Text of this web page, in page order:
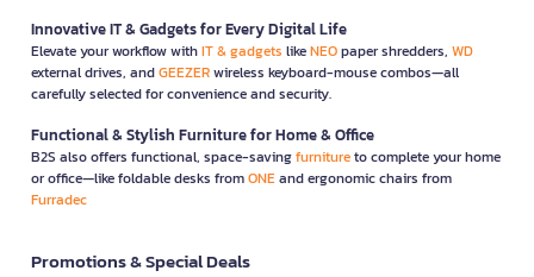
Innovative IT & Gadgets for Every Digital Life
Elevate your workflow withIT & gadgets likeNEOpaper shredders, WD
external drives, andGEEZERwireless keyboard-mouse combos—all
carefully selected for convenience and security.
Functional & Stylish Furniture for Home & Office
B2S also offers functional, space-savingfurnitureto complete your home
or office—like foldable desks fromONEand ergonomic chairs from
Furradec
Promotions & Special Deals